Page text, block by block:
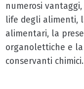
numerosi
life degli alimenti,
alimentari, la
organolettiche e
conservanti chimici.